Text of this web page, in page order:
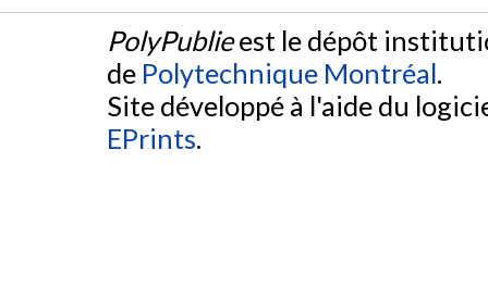
PolyPublieest le dépôt
de Polytechnique Montréal.
Site développé à l'aide du
EPrints.